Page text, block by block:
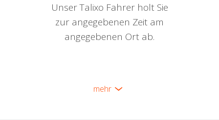
Unser Talixo Fahrer holt Sie
zur angegebenen Zeit am
angegebenen Ort ab.
mehr